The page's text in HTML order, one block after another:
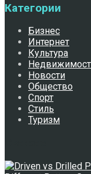
Категории
Бизнес
Интернет
Культура
Новости
Общество
Спорт
Стиль
Туризм